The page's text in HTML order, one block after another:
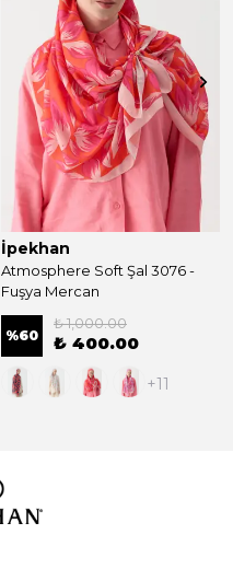
İpekhan
Atmosphere Soft Şal 3076 -
Fuşya Mercan
%60
₺ 1,000.00
₺ 400.00
+11